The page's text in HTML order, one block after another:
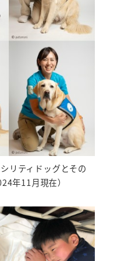
リティドッグとその
年11月現在）